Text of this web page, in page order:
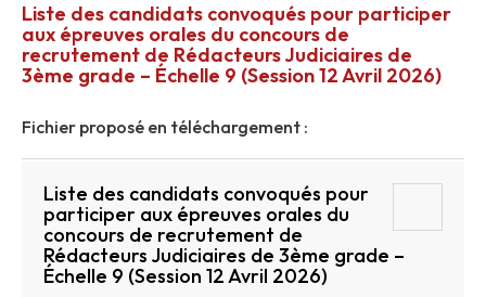
Liste des candidats convoqués pour participer
aux épreuves orales du concours de
recrutement de Rédacteurs Judiciaires de
3ème grade – Échelle 9 (Session 12 Avril 2026)
Fichier proposé en téléchargement :
Liste des candidats convoqués pour
participer aux épreuves orales du
concours de recrutement de
Rédacteurs Judiciaires de 3ème grade –
Échelle 9 (Session 12 Avril 2026)